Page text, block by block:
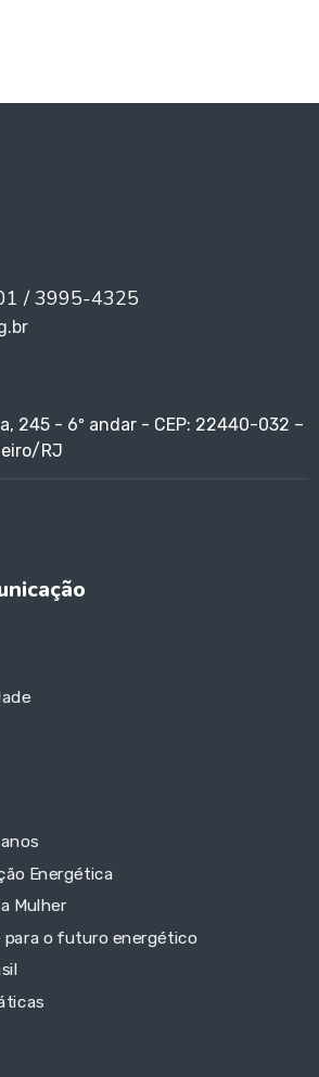
/ 3995-4325
245 - 6º andar - CEP: 22440-032 –
RJ
Energética
Mulher
para o futuro energético